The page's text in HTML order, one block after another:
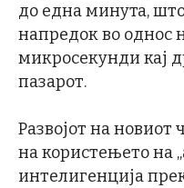
до една минута,
напредок во однос
микросекунди кај
пазарот.
Развојот на новиот
на користењето на
интелигенција